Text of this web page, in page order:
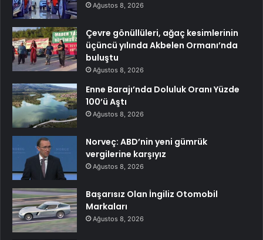
Ağustos 8, 2026
Çevre gönüllüleri, ağaç kesimlerinin
üçüncü yılında Akbelen Ormanı’nda
buluştu
Ağustos 8, 2026
Enne Barajı’nda Doluluk Oranı Yüzde
100’ü Aştı
Ağustos 8, 2026
Norveç: ABD’nin yeni gümrük
vergilerine karşıyız
Ağustos 8, 2026
Başarısız Olan İngiliz Otomobil
Markaları
Ağustos 8, 2026